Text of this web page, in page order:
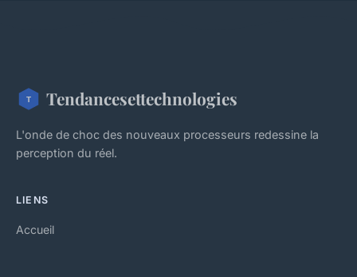
Tendancesettechnologies
L'onde de choc des nouveaux processeurs redessine la
perception du réel.
LIENS
Accueil